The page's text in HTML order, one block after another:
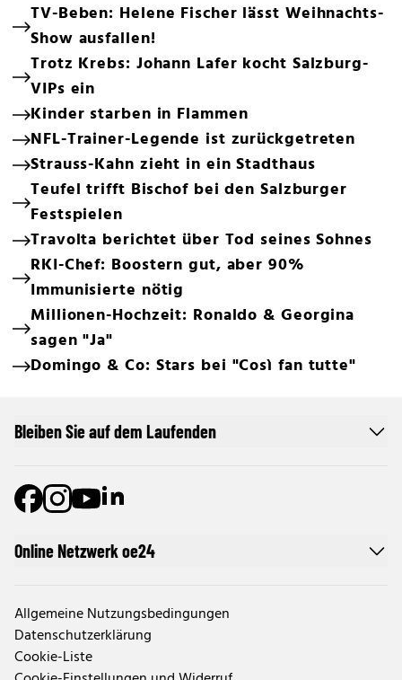
TV-Beben: Helene Fischer lässt Weihnachts-
Show ausfallen!
Trotz Krebs: Johann Lafer kocht Salzburg-
VIPs ein
Kinder starben in Flammen
NFL-Trainer-Legende ist zurückgetreten
Strauss-Kahn zieht in ein Stadthaus
Teufel trifft Bischof bei den Salzburger
Festspielen
Travolta berichtet über Tod seines Sohnes
RKI-Chef: Boostern gut, aber 90%
Immunisierte nötig
Millionen-Hochzeit: Ronaldo & Georgina
sagen "Ja"
Domingo & Co: Stars bei "Così fan tutte"
Online Netzwerk oe24
Allgemeine Nutzungsbedingungen
Datenschutzerklärung
Cookie-Liste
Bleiben Sie auf dem Laufenden